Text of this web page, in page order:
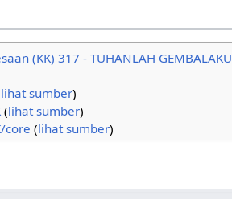
(KK) 317 - TUHANLAH GEMBALAKU
lihat sumber)
(lihat sumber)
core (lihat sumber)